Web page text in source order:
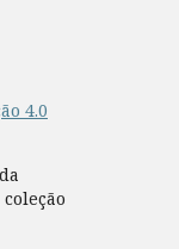
4.0